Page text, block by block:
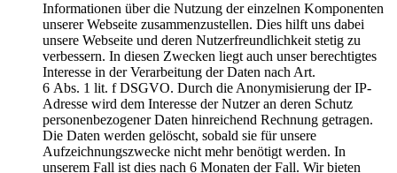
Informationen über die Nutzung der einzelnen Komponenten
unserer Webseite zusammenzustellen. Dies hilft uns dabei
unsere Webseite und deren Nutzerfreundlichkeit stetig zu
verbessern. In diesen Zwecken liegt auch unser berechtigtes
Interesse in der Verarbeitung der Daten nach Art.
6 Abs. 1 lit. f DSGVO. Durch die Anonymisierung der IP-
Adresse wird dem Interesse der Nutzer an deren Schutz
personenbezogener Daten hinreichend Rechnung getragen.
Die Daten werden gelöscht, sobald sie für unsere
Aufzeichnungszwecke nicht mehr benötigt werden. In
unserem Fall ist dies nach 6 Monaten der Fall. Wir bieten